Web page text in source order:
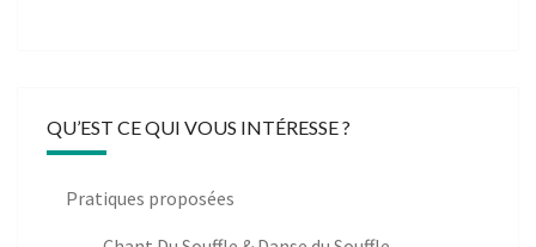
QU’EST CE QUI VOUS INTÉRESSE ?
Pratiques proposées